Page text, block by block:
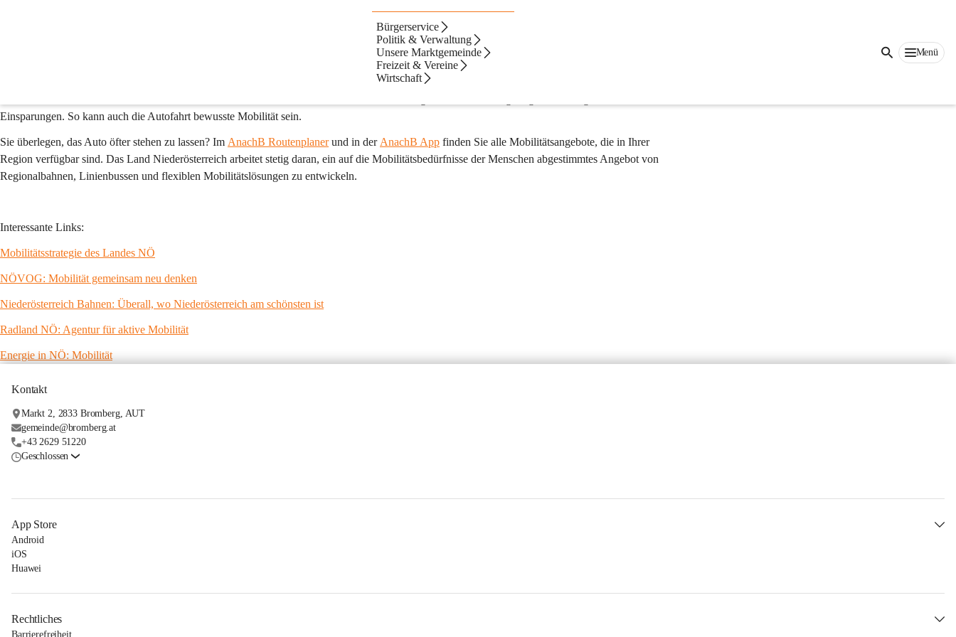
Bürgerservice
Politik & Verwaltung
Unsere Marktgemeinde
Freizeit & Vereine
Wirtschaft
Menü
Mobilität bedeutet mehr als nur von A nach B zu kommen. Ob zu Fuß, mit dem Fahrrad, den öffentlichen Verkehrsmitteln oder dem eigenen Auto –
jede Entscheidung beeinflusst Umwelt, Gesundheit und Geldbörse. Nicht immer sind umweltfreundliche Alternativen möglich oder praktikabel.
Wenn das Auto unverzichtbar ist, kann dennoch ein Beitrag zu mehr Nachhaltigkeit geleistet werden. Durch eine spritsparende und vorausschauende
Einsparungen. So kann auch die Autofahrt bewusste Mobilität sein.
Sie überlegen, das Auto öfter stehen zu lassen? Im AnachB Routenplaner und in der AnachB App finden Sie alle Mobilitätsangebote, die in Ihrer
Region verfügbar sind. Das Land Niederösterreich arbeitet stetig daran, ein auf die Mobilitätsbedürfnisse der Menschen abgestimmtes Angebot von
Regionalbahnen, Linienbussen und flexiblen Mobilitätslösungen zu entwickeln.
Interessante Links:
Mobilitätsstrategie des Landes NÖ
NÖVOG: Mobilität gemeinsam neu denken
Niederösterreich Bahnen: Überall, wo Niederösterreich am schönsten ist
Radland NÖ: Agentur für aktive Mobilität
Energie in NÖ: Mobilität
Kontakt
Markt 2, 2833 Bromberg, AUT
gemeinde@bromberg.at
+43 2629 51220
Geschlossen
App Store
Android
iOS
Huawei
Rechtliches
Barrierefreiheit